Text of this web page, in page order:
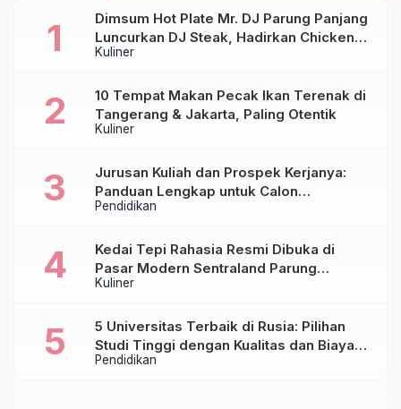
Kuliner
Dimsum Hot Plate Mr. DJ Parung Panjang
Luncurkan DJ Steak, Hadirkan Chicken
Steak Orisinal di Atas Hot Plate
Kuliner
10 Tempat Makan Pecak Ikan Terenak di
Tangerang & Jakarta, Paling Otentik
Pendidikan
Jurusan Kuliah dan Prospek Kerjanya:
Panduan Lengkap untuk Calon
Mahasiswa
Kuliner
Kedai Tepi Rahasia Resmi Dibuka di
Pasar Modern Sentraland Parung
Panjang, Hadirkan Sambal Rempah
Pendidikan
5 Universitas Terbaik di Rusia: Pilihan
Studi Tinggi dengan Kualitas dan Biaya
Terjangkau